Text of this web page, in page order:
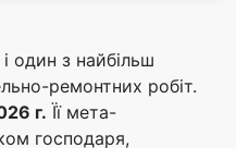
один з найбільш
ремонтних робіт.
г. Її мета-
господаря,